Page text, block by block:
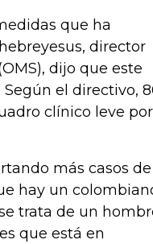
que ha
director
dijo que este
el directivo,
clínico leve
más casos de
hay un
trata de un
que está en